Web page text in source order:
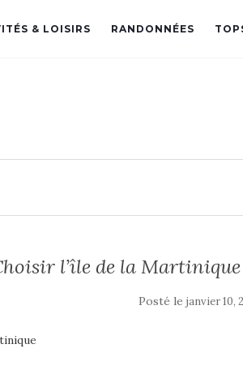
& LOISIRS RANDONNÉES
l’île de la
Posté le janvier 10,